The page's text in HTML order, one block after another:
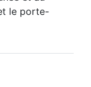
le porte-